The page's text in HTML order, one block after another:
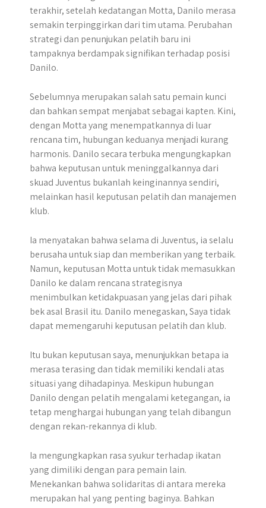
terakhir, setelah kedatangan Motta, Danilo merasa
semakin terpinggirkan dari tim utama. Perubahan
strategi dan penunjukan pelatih baru ini
tampaknya berdampak signifikan terhadap posisi
Danilo.
Sebelumnya merupakan salah satu pemain kunci
dan bahkan sempat menjabat sebagai kapten. Kini,
dengan Motta yang menempatkannya di luar
rencana tim, hubungan keduanya menjadi kurang
harmonis. Danilo secara terbuka mengungkapkan
bahwa keputusan untuk meninggalkannya dari
skuad Juventus bukanlah keinginannya sendiri,
melainkan hasil keputusan pelatih dan manajemen
klub.​
Ia menyatakan bahwa selama di Juventus, ia selalu
berusaha untuk siap dan memberikan yang terbaik.
Namun, keputusan Motta untuk tidak memasukkan
Danilo ke dalam rencana strategisnya
menimbulkan ketidakpuasan yang jelas dari pihak
bek asal Brasil itu. Danilo menegaskan, Saya tidak
dapat memengaruhi keputusan pelatih dan klub.
Itu bukan keputusan saya, menunjukkan betapa ia
merasa terasing dan tidak memiliki kendali atas
situasi yang dihadapinya. Meskipun hubungan
Danilo dengan pelatih mengalami ketegangan, ia
tetap menghargai hubungan yang telah dibangun
dengan rekan-rekannya di klub.
Ia mengungkapkan rasa syukur terhadap ikatan
yang dimiliki dengan para pemain lain.
Menekankan bahwa solidaritas di antara mereka
merupakan hal yang penting baginya. Bahkan